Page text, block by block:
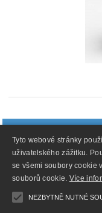
Doprava zdarma při
Tyto webové stránky
uživatelského zážitku.
se všemi soubory cookie
souborů cookie. Více
NEZBYTNĚ NUTNÉ